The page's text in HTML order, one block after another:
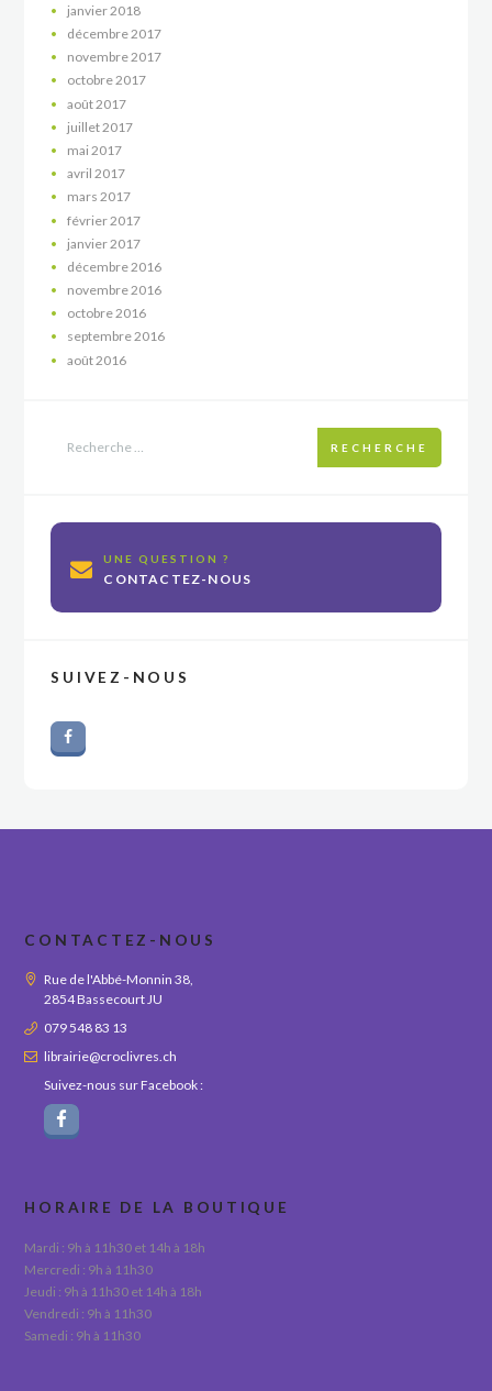
janvier 2018
décembre2017
novembre2017
octobre2017
août 2017
juillet 2017
mai 2017
avril 2017
mars 2017
février 2017
janvier 2017
décembre 2016
novembre2016
octobre2016
septembre2016
août 2016
RECHERCHE
UNE QUESTION ?
CONTACTEZ-NOUS
SUIVEZ-NOUS
CONTACTEZ-NOUS
Rue de l'Abbé-Monnin 38,
2854 Bassecourt JU
079 548 83 13
librairie@croclivres.ch
Suivez-nous sur Facebook :
HORAIRE DE LA BOUTIQUE
Mardi : 9h à 11h30 et 14h à 18h
Mercredi : 9h à 11h30
Jeudi : 9h à 11h30 et 14h à 18h
Vendredi : 9h à 11h30
Samedi : 9h à 11h30